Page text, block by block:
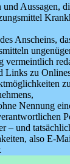
und Aussagen,
Anscheins,
vermeintlich
Links zu
Nennung
– und
also E-